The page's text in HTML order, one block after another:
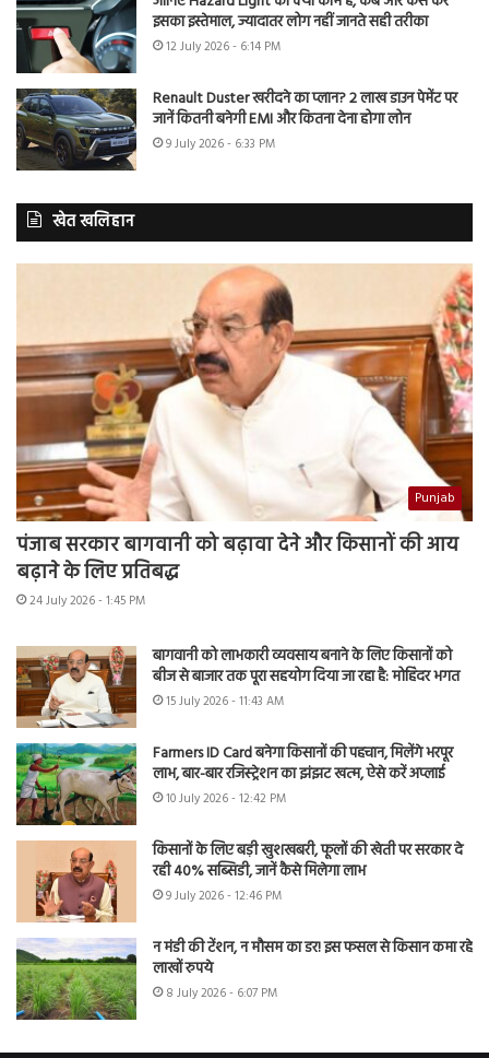
इसका इस्तेमाल, ज्यादातर लोग नहीं जानते सही तरीका
12 July 2026 - 6:14 PM
Renault Duster खरीदने का प्लान? 2 लाख डाउन पेमेंट पर
जानें कितनी बनेगी EMI और कितना देना होगा लोन
9 July 2026 - 6:33 PM
खेत खलिहान
Punjab
पंजाब सरकार बागवानी को बढ़ावा देने और किसानों की आय
बढ़ाने के लिए प्रतिबद्ध
24 July 2026 - 1:45 PM
बागवानी को लाभकारी व्यवसाय बनाने के लिए किसानों को
बीज से बाजार तक पूरा सहयोग दिया जा रहा है: मोहिंदर भगत
15 July 2026 - 11:43 AM
Farmers ID Card बनेगा किसानों की पहचान, मिलेंगे भरपूर
लाभ, बार-बार रजिस्ट्रेशन का झंझट खत्म, ऐसे करें अप्लाई
10 July 2026 - 12:42 PM
किसानों के लिए बड़ी खुशखबरी, फूलों की खेती पर सरकार दे
रही 40% सब्सिडी, जानें कैसे मिलेगा लाभ
9 July 2026 - 12:46 PM
न मंडी की टेंशन, न मौसम का डर! इस फसल से किसान कमा रहे
लाखों रुपये
8 July 2026 - 6:07 PM